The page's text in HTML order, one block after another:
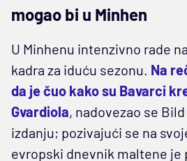
mogao bi u Minhen
U Minhenu intenzivno rade
kadra za iduću sezonu. Na
da je čuo kako su Bavarci
Gvardiola, nadovezao se
izdanju; pozivajući se na
evropski dnevnik maltene je